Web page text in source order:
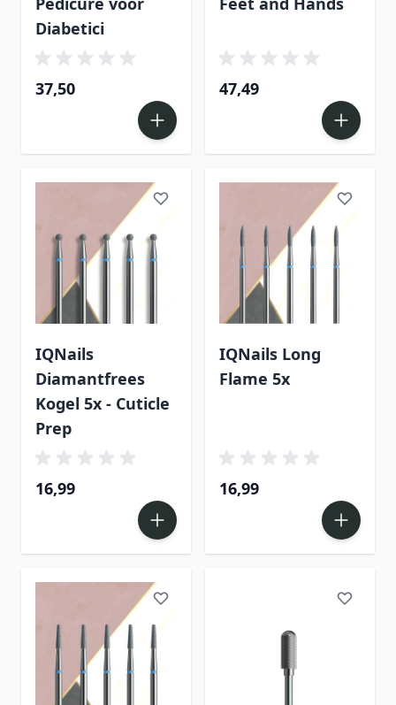
Diabetici
37,50 47,49
IQNails
Diamantfrees
Kogel 5x - Cuticle
Prep
16,99
IQNails Long
Flame 5x
16,99